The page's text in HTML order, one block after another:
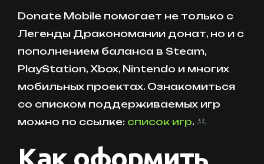
Donate Mobile помогает не только с
Легенды Дракономании донат, но и с
пополнением баланса в Steam,
PlayStation, Xbox, Nintendo и многих
мобильных проектах. Ознакомиться
со списком поддерживаемых игр
можно по ссылке: список игр.
Как оформить